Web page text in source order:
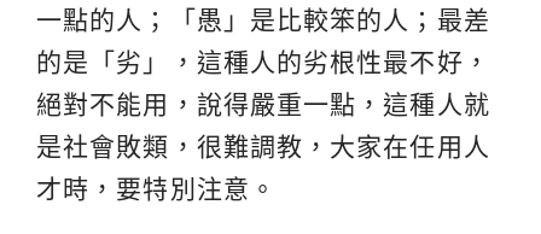
一點的人；「愚」是比較笨的人；最差
的是「劣」，這種人的劣根性最不好，
絕對不能用，說得嚴重一點，這種人就
是社會敗類，很難調教，大家在任用人
才時，要特別注意。